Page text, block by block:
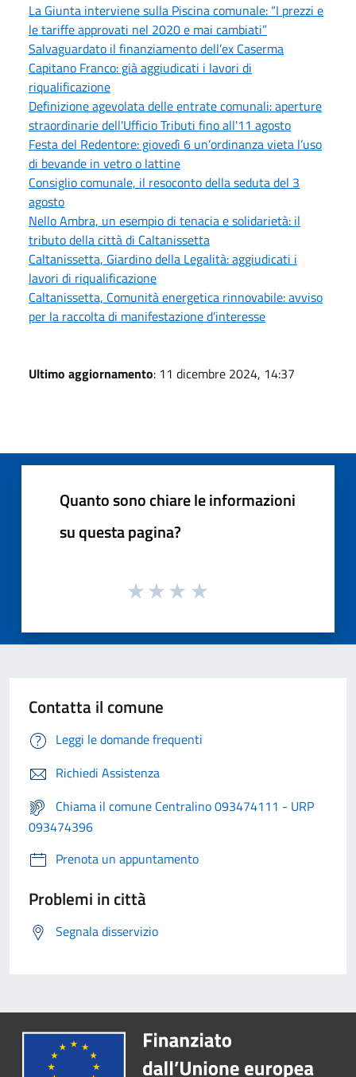
La Giunta interviene sulla Piscina comunale: “I prezzi e
le tariffe approvati nel 2020 e mai cambiati”
Salvaguardato il finanziamento dell’ex Caserma
Capitano Franco: già aggiudicati i lavori di
riqualificazione
Definizione agevolata delle entrate comunali: aperture
straordinarie dell'Ufficio Tributi fino all'11 agosto
Festa del Redentore: giovedì 6 un’ordinanza vieta l’uso
di bevande in vetro o lattine
Consiglio comunale, il resoconto della seduta del 3
agosto
Nello Ambra, un esempio di tenacia e solidarietà: il
tributo della città di Caltanissetta
Caltanissetta, Giardino della Legalità: aggiudicati i
lavori di riqualificazione
Caltanissetta, Comunità energetica rinnovabile: avviso
per la raccolta di manifestazione d’interesse
Ultimo aggiornamento: 11 dicembre 2024, 14:37
Quanto sono chiare le informazioni
su questa pagina?
Contatta il comune
Leggi le domande frequenti
Richiedi Assistenza
Chiama il comune Centralino 093474111 - URP
093474396
Prenota un appuntamento
Problemi in città
Segnala disservizio